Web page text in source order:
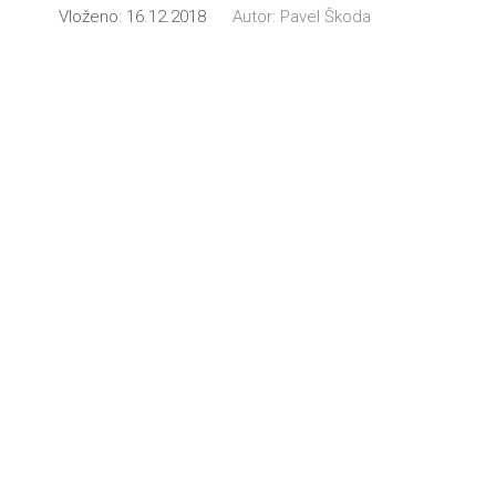
Vloženo: 16.12.2018 Autor: Pavel Škoda